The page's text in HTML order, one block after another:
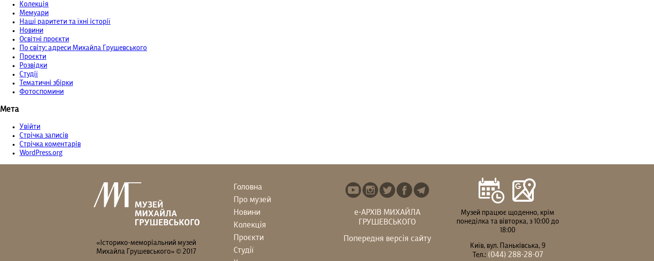
Колекція
Мемуари
Наші раритети та їхні історії
Новини
Освітні проєкти
По світу: адреси Михайла Грушевського
Проєкти
Розвідки
Студії
Тематичні збірки
Фотоспомини
Мета
Увійти
Стрічка записів
Стрічка коментарів
WordPress.org
«Історико-меморіальний музей
Михайла Грушевського» © 2017
Головна
Про музей
Новини
Колекція
Проєкти
Студії
е-АРХІВ МИХАЙЛА
ГРУШЕВСЬКОГО
Попередня версія сайту
Музей працює щоденно, крім
понеділка та вівторка, з 10:00 до
18:00
Київ, вул. Паньківська, 9
Тел.:(044) 288-28-07